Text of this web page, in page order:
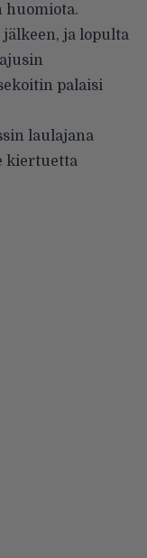
huomiota.
ja lopulta
palaisi
laulajana
kiertuetta